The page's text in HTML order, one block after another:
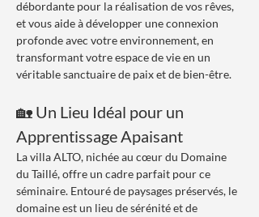
débordante pour la réalisation de vos rêves,
et vous aide à développer une connexion
profonde avec votre environnement, en
transformant votre espace de vie en un
véritable sanctuaire de paix et de bien-être.
🏡 Un Lieu Idéal pour un
Apprentissage Apaisant
La villa ALTO, nichée au cœur du Domaine
du Taillé, offre un cadre parfait pour ce
séminaire. Entouré de paysages préservés, le
domaine est un lieu de sérénité et de